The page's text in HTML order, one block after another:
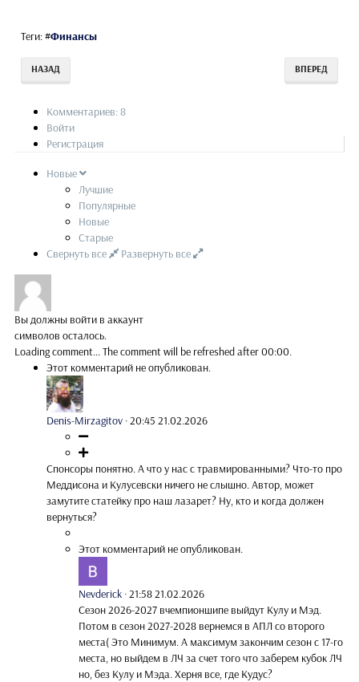
Теги:#Финансы
НАЗАД ВПЕРЕД
Комментариев: 8
Войти
Регистрация
Новые
Лучшие
Популярные
Новые
Старые
Свернуть все
Развернуть все
Вы должны войти в аккаунт
символов осталось.
Loading comment...The comment will be refreshed after00:00.
Этот комментарий не опубликован.
Denis-Mirzagitov ·20:45 21.02.2026
Спонсоры понятно. А что у нас с травмированными? Что-то про
Меддисона и Кулусевски ничего не слышно. Автор, может
замутите статейку про наш лазарет? Ну, кто и когда должен
вернуться?
Этот комментарий не опубликован.
Nevderick ·21:58 21.02.2026
Сезон 2026-2027 вчемпионшипе выйдут Кулу и Мэд.
Потом в сезон 2027-2028 вернемся в АПЛ со второго
места( Это Минимум. А максимум закончим сезон с 17-го
места, но выйдем в ЛЧ за счет того что заберем кубок ЛЧ
но, без Кулу и Мэда. Херня все, где Кудус?